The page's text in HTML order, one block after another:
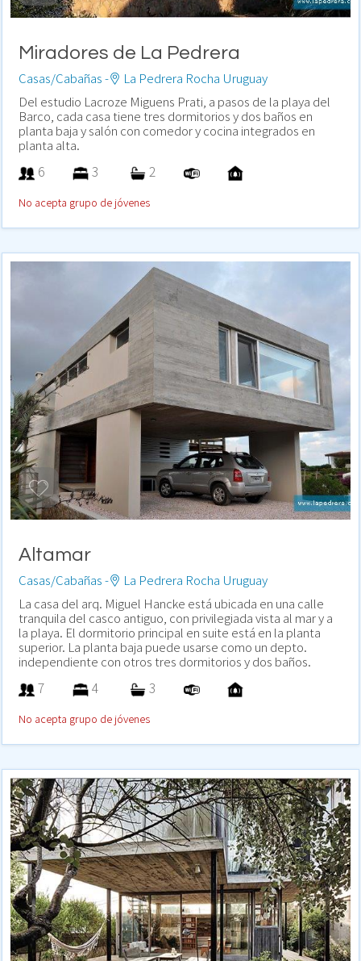
Miradores de La Pedrera
Casas/Cabañas -
La Pedrera Rocha Uruguay
Del estudio Lacroze Miguens Prati, a pasos de la playa del
Barco, cada casa tiene tres dormitorios y dos baños en
planta baja y salón con comedor y cocina integrados en
planta alta.
6 3 2
No acepta grupo de jóvenes
Altamar
Casas/Cabañas -
La Pedrera Rocha Uruguay
La casa del arq. Miguel Hancke está ubicada en una calle
tranquila del casco antiguo, con privilegiada vista al mar y a
la playa. El dormitorio principal en suite está en la planta
superior. La planta baja puede usarse como un depto.
independiente con otros tres dormitorios y dos baños.
7 4 3
No acepta grupo de jóvenes